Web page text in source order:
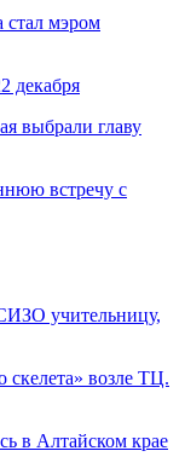
стал мэром
декабря
выбрали главу
встречу с
учительницу,
скелета» возле ТЦ.
в Алтайском крае